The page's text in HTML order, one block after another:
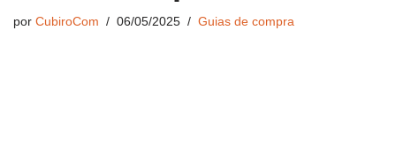
por CubiroCom 06/05/2025 Guias de compra